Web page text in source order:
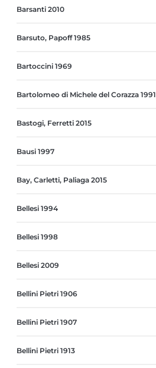
Barsanti 2010
Barsuto, Papoff 1985
Bartoccini 1969
Bartolomeo di Michele del Corazza 1991
Bastogi, Ferretti 2015
Bausi 1997
Bay, Carletti, Paliaga 2015
Bellesi 1994
Bellesi 1998
Bellesi 2009
Bellini Pietri 1906
Bellini Pietri 1907
Bellini Pietri 1913